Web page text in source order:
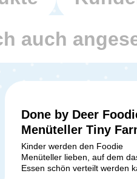
auch
Done by Deer
Menüteller Tiny
Sand
Kinder werden den Foodie
Menüteller lieben, auf dem
Essen schön verteilt werden